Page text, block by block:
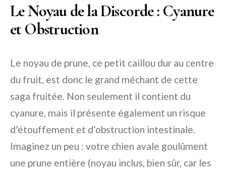
Le Noyau de la Discorde : Cyanure
et Obstruction
Le noyau de prune, ce petit caillou dur au centre
du fruit, est donc le grand méchant de cette
saga fruitée. Non seulement il contient du
cyanure, mais il présente également un risque
d’étouffement et d’obstruction intestinale.
Imaginez un peu : votre chien avale goulûment
une prune entière (noyau inclus, bien sûr, car les